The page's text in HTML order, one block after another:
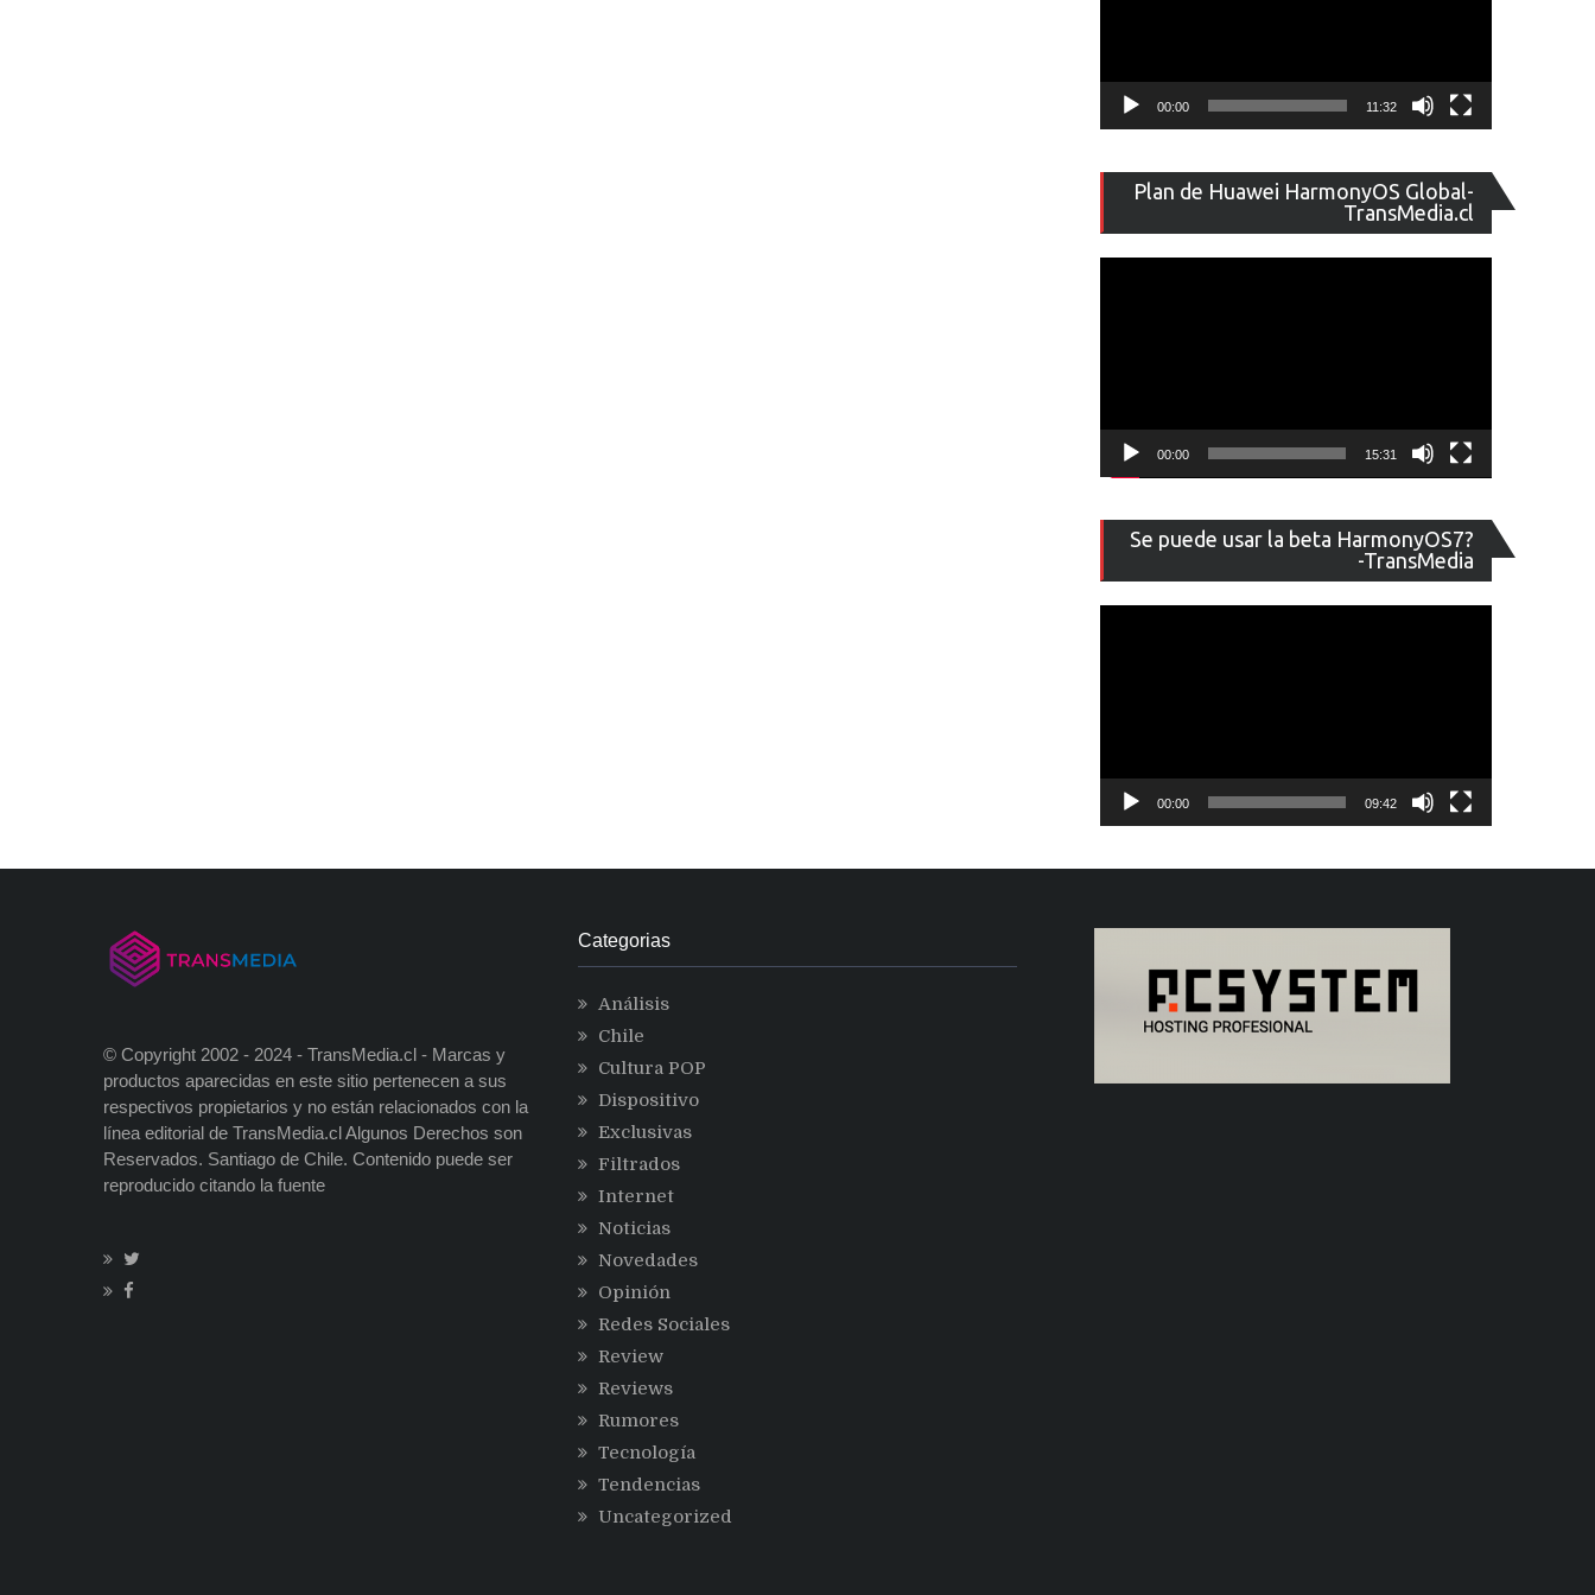
00:00 11:32
Plan de Huawei HarmonyOS Global-
TransMedia.cl
de
vídeo
00:00 15:31
Se puede usar la beta HarmonyOS7?
-TransMedia
de
vídeo
00:00 09:42
© Copyright 2002 - 2024 - TransMedia.cl - Marcas y
productos aparecidas en este sitio pertenecen a sus
respectivos propietarios y no están relacionados con la
línea editorial de TransMedia.cl Algunos Derechos son
Reservados. Santiago de Chile. Contenido puede ser
reproducido citando la fuente
Categorias
Análisis
Chile
Cultura POP
Dispositivo
Exclusivas
Filtrados
Internet
Noticias
Novedades
Opinión
Redes Sociales
Review
Reviews
Rumores
Tecnología
Tendencias
Uncategorized